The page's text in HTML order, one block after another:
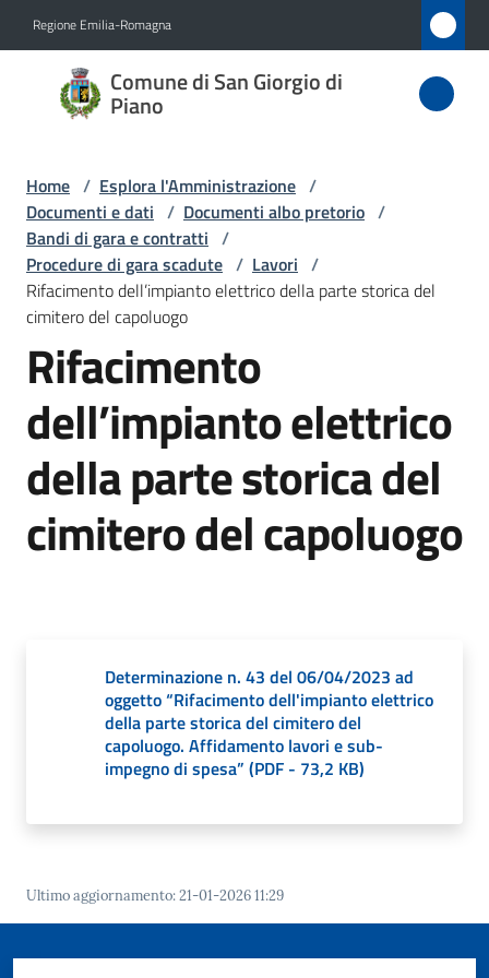
Regione Emilia-Romagna
Comune di San Giorgio di
Piano
Comune
di San
di Piano
Amministrazione
Menu selezionato
Novità
Servizi
Vivere
San
Giorgio
di
Piano
Amministrazione
Trasparente
b
r
e
t
Home / Esplora l'Amministrazione /
Documenti e dati / Documenti albo pretorio /
Bandi di gara e contratti /
Procedure di gara scadute / Lavori /
Rifacimento dell’impianto elettrico della parte storica del
cimitero del capoluogo
Rifacimento
dell’impianto elettrico
della parte storica del
cimitero del capoluogo
Determinazione n. 43 del 06/04/2023 ad
oggetto “Rifacimento dell'impianto elettrico
della parte storica del cimitero del
capoluogo. Affidamento lavori e sub-
impegno di spesa” (PDF - 73,2 KB)
Ultimo aggiornamento:21-01-2026 11:29